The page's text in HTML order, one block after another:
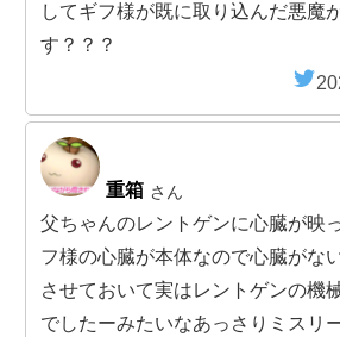
してギフ様が既に取り込んだ悪魔
す？？？
重箱 さん
父ちゃんのレントゲンに心臓が映
フ様の心臓が本体なので心臓がな
させておいて実はレントゲンの機
でしたーみたいなあっさりミスリ